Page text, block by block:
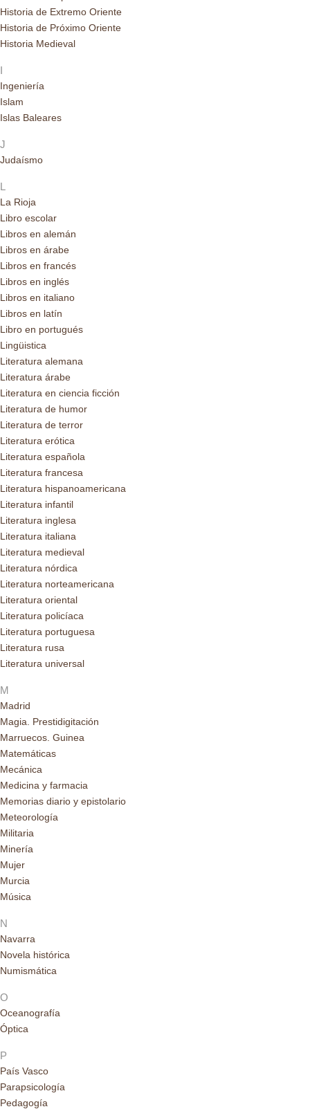
Historia de Extremo Oriente
Historia de Próximo Oriente
Historia Medieval
I
Ingeniería
Islam
Islas Baleares
J
Judaísmo
L
La Rioja
Libro escolar
Libros en alemán
Libros en árabe
Libros en francés
Libros en inglés
Libros en italiano
Libros en latín
Libro en portugués
Lingüistica
Literatura alemana
Literatura árabe
Literatura en ciencia ficción
Literatura de humor
Literatura de terror
Literatura erótica
Literatura española
Literatura francesa
Literatura hispanoamericana
Literatura infantil
Literatura inglesa
Literatura italiana
Literatura medieval
Literatura nórdica
Literatura norteamericana
Literatura oriental
Literatura policíaca
Literatura portuguesa
Literatura rusa
Literatura universal
M
Madrid
Magia. Prestidigitación
Marruecos. Guinea
Matemáticas
Mecánica
Medicina y farmacia
Memorias diario y epistolario
Meteorología
Militaria
Minería
Mujer
Murcia
Música
N
Navarra
Novela histórica
Numismática
O
Oceanografía
Óptica
P
País Vasco
Parapsicología
Pedagogía